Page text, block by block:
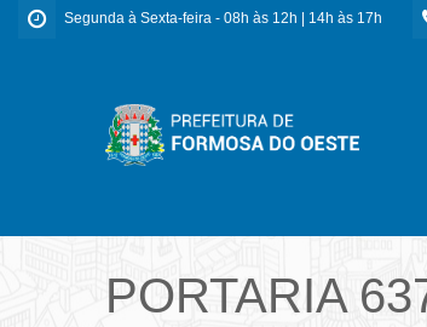
Segunda à Sexta-feira - 08h às 12h | 14h às 17h
PORTARIA